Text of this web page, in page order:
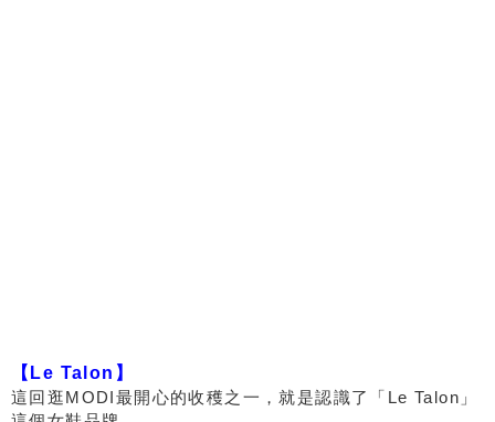
【Le Talon】
這回逛MODI最開心的收穫之一，就是認識了「Le Talon」